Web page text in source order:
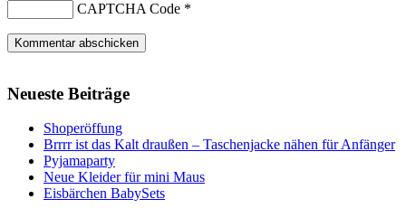
CAPTCHA Code *
Neueste Beiträge
Shoperöffung
Brrrr ist das Kalt draußen – Taschenjacke nähen für Anfänger
Pyjamaparty
Neue Kleider für mini Maus
Eisbärchen BabySets